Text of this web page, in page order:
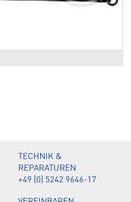
TECHNIK &
REPARATUREN
+49 (0) 5242 9646-17